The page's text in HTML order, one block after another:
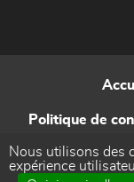
Politique de
Nous utilisons des
expérience